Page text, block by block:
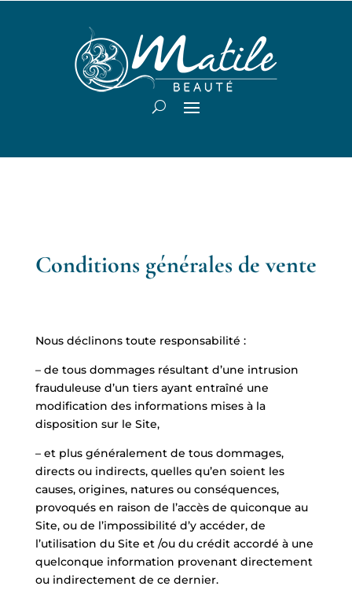
Conditions générales de vente
Nous déclinons toute responsabilité :
– de tous dommages résultant d’une intrusion
frauduleuse d’un tiers ayant entraîné une
modification des informations mises à la
disposition sur le Site,
– et plus généralement de tous dommages,
directs ou indirects, quelles qu’en soient les
causes, origines, natures ou conséquences,
provoqués en raison de l’accès de quiconque au
Site, ou de l’impossibilité d’y accéder, de
l’utilisation du Site et /ou du crédit accordé à une
quelconque information provenant directement
ou indirectement de ce dernier.